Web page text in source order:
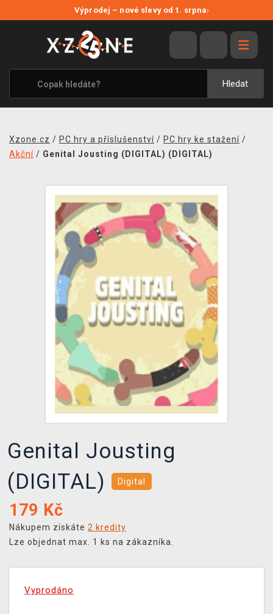
Výprodej – nové slevy od 1. srpna›
Hledat
VÝPRODEJ
VIDEOHRY
XZONE ORIGINALS
TÉMATIKY
MERCHANDISE
KONTAKT
PRODEJNY
DOPRAVA
XZONE KLUB
TCG & BOARDGAME HUB
VÝKUP HER (BAZAR)
Xzone.cz / PC hry a příslušenství / PC hry ke stažení /
Akční / Genital Jousting (DIGITAL) (DIGITAL)
Genital Jousting
(DIGITAL)
Digital
179 Kč
Nákupem získáte 2 kredity
Lze objednat max. 1 ks na zákazníka.
Vyprodáno